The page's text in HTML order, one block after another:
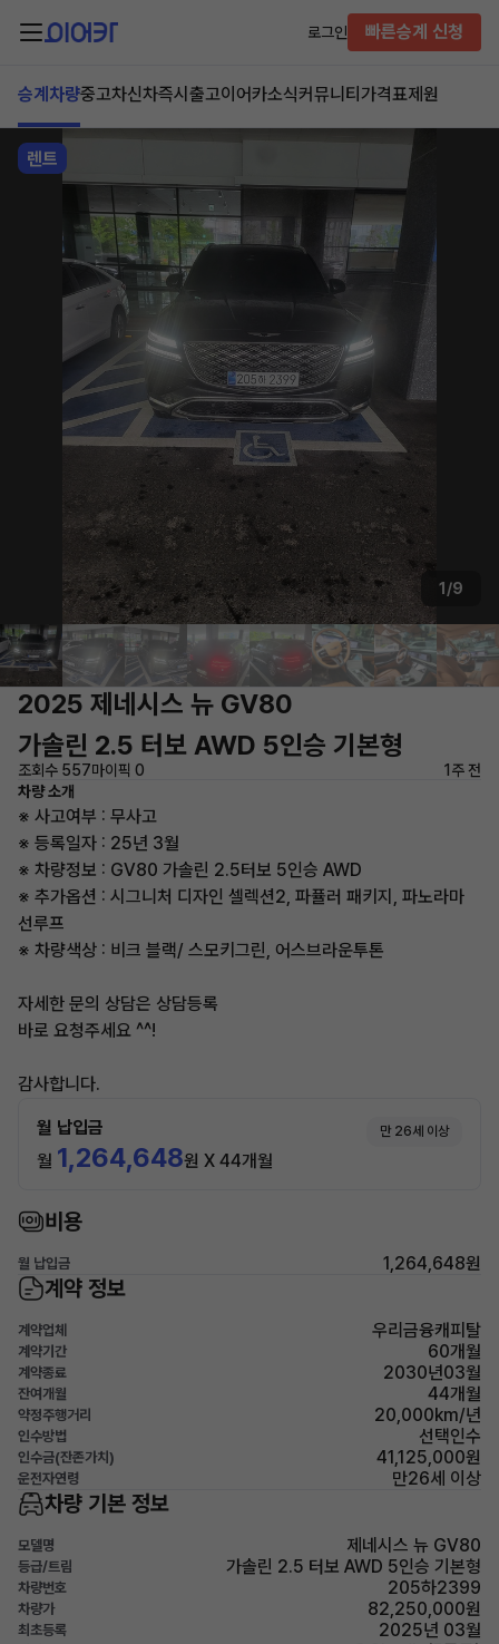
로그인 빠른승계 신청
승계차량중고차신차즉시출고이어카소식커뮤니티 가격표제원
렌트
1/9
2025 제네시스 뉴 GV80
가솔린 2.5 터보 AWD 5인승 기본형
조회수 557마이픽 0
1주 전
차량 소개
※ 사고여부 : 무사고
※ 등록일자 : 25년 3월
※ 차량정보 : GV80 가솔린 2.5터보 5인승 AWD
※ 추가옵션 : 시그니처 디자인 셀렉션2, 파퓰러 패키지, 파노라마
선루프
※ 차량색상 : 비크 블랙/ 스모키그린, 어스브라운투톤
자세한 문의 상담은 상담등록
바로 요청주세요 ^^!
감사합니다.
월 납입금 만 26세 이상
월 1,264,648원 X 44개월
비용
월 납입금 1,264,648원
계약 정보
계약업체 우리금융캐피탈
계약기간 60개월
계약종료 2030년03월
잔여개월 44개월
약정주행거리 20,000km/년
인수방법 선택인수
인수금(잔존가치) 41,125,000원
운전자연령 만26세 이상
차량 기본 정보
모델명 제네시스 뉴 GV80
등급/트림 가솔린 2.5 터보 AWD 5인승 기본형
차량번호 205하2399
차량가 82,250,000원
최초등록 2025년 03월